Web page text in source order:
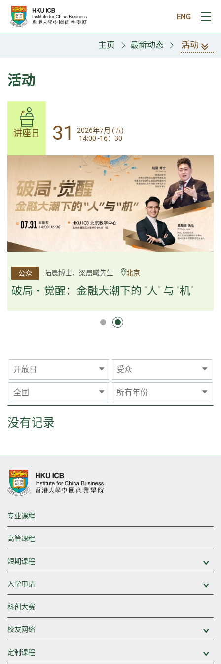
跳往主要内容
ENG
打
主页 最新动态 活动
活动
讲座日 31
2026年7月 (五)
14:00-17:30
公众 杨文斌先生、邱良弼先生 广州
逻辑×算法：重塑资产配置内核
逻辑×算法：重塑资产配置内核
讲座日 31
2026年7月 (五)
14:00 -16：30
公众 陆晨博士、梁晨曦先生 北京
破局・觉醒：金融大潮下的 "人" 与 "机"
开放日 受众
全国 所有年份
没有记录
专业课程
高管课程
短期课程
入学申请
科创大赛
校友网络
定制课程